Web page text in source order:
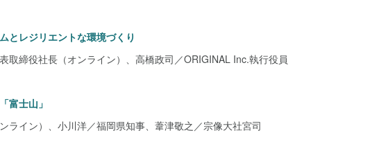
とレジリエントな環境づくり
取締役社長（オンライン）、高橋政司／ORIGINAL Inc.執行役員
富士山」
ライン）、小川洋／福岡県知事、葦津敬之／宗像大社宮司